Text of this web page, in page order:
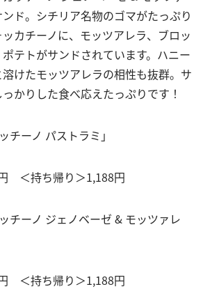
ド。シチリア名物のゴマがたっぷり
カチーノに、モッツアレラ、ブロッ
テトがサンドされています。ハニー
けたモッツアレラの相性も抜群。サ
かりした食べ応えたっぷりです！
チーノ パストラミ」
＜持ち帰り＞1,188円
チーノ ジェノベーゼ & モッツァレ
＜持ち帰り＞1,188円